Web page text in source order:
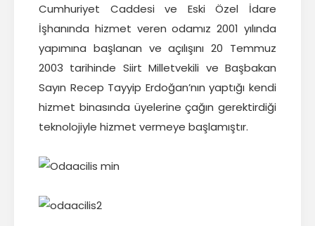
Cumhuriyet Caddesi ve Eski Özel İdare
İşhanında hizmet veren odamız 2001 yılında
yapımına başlanan ve açılışını 20 Temmuz
2003 tarihinde Siirt Milletvekili ve Başbakan
Sayın Recep Tayyip Erdoğan’nın yaptığı kendi
hizmet binasında üyelerine çağın gerektirdiği
teknolojiyle hizmet vermeye başlamıştır.